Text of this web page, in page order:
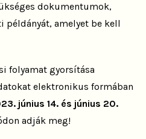
dokumentumok,
példányát, amelyet be kell
folyamat gyorsítása
elektronikus formában
június 14. és június 20.
adják meg!